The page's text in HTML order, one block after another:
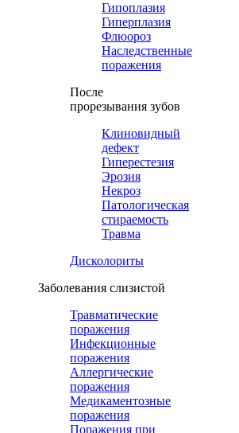
Гипоплазия
Гиперплазия
Флюороз
Наследственные
поражения
После
прорезывания зубов
Клиновидный
дефект
Гиперестезия
Эрозия
Некроз
Патологическая
стираемость
Травма
Дисколориты
Заболевания слизистой
Травматические
поражения
Инфекционные
поражения
Аллергические
поражения
Медикаментозные
поражения
Поражения при